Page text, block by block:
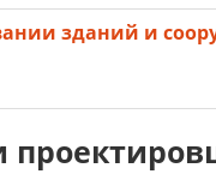
зданий и